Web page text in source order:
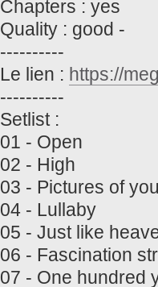
Chapters : yes
Quality : good -
----------
Le lien : https://
----------
Setlist :
01 - Open
02 - High
03 - Pictures of
04 - Lullaby
05 - Just like
06 - Fascination
07 - One hundred